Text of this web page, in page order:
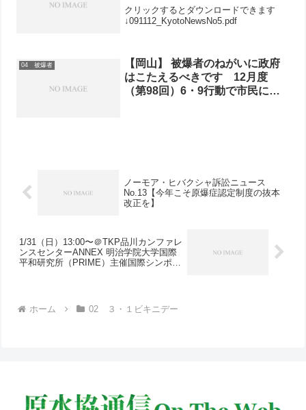
クリックするとダウンロードできます
↓091112_KyotoNewsNo5.pdf
04 被爆者
【岡山】 被爆者のねがいに政府
はこたえるべきです 12月度
（第98回）6・9行動で市民に訴
ノーモア・ヒバクシャ訴訟ニュース
No.13【今年こそ原爆症認定制度の抜本
改正を】
1/31（日）13:00〜＠TKP品川カンファレ
ンスセンターANNEX 明治学院大学国際
平和研究所（PRIME）主催国際シンポジ
ホーム 02 ３・１ビキニデー